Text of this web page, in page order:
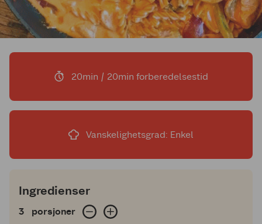
20min / 20min forberedelsestid
Vanskelighetsgrad: Enkel
Ingredienser
3 porsjoner
3 porsjoner